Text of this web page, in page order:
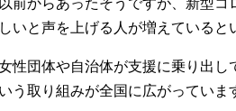
前からあったそうですが、新型
いと声を上げる人が増えていると
性団体や自治体が支援に乗り出
う取り組みが全国に広がっていま